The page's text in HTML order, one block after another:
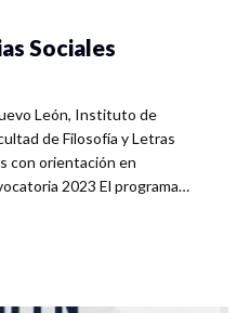
Sociales
León, Instituto de
de Filosofía y Letras
con orientación en
2023 El programa…